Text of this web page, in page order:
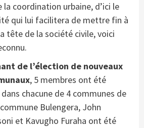
la coordination urbaine, d’ici le
qui lui facilitera de mettre fin à
tête de la société civile, voici
de l’élection de nouveaux
, 5 membres ont été
chacune de 4 communes de
Bulengera, John
et Kavugho Furaha ont été